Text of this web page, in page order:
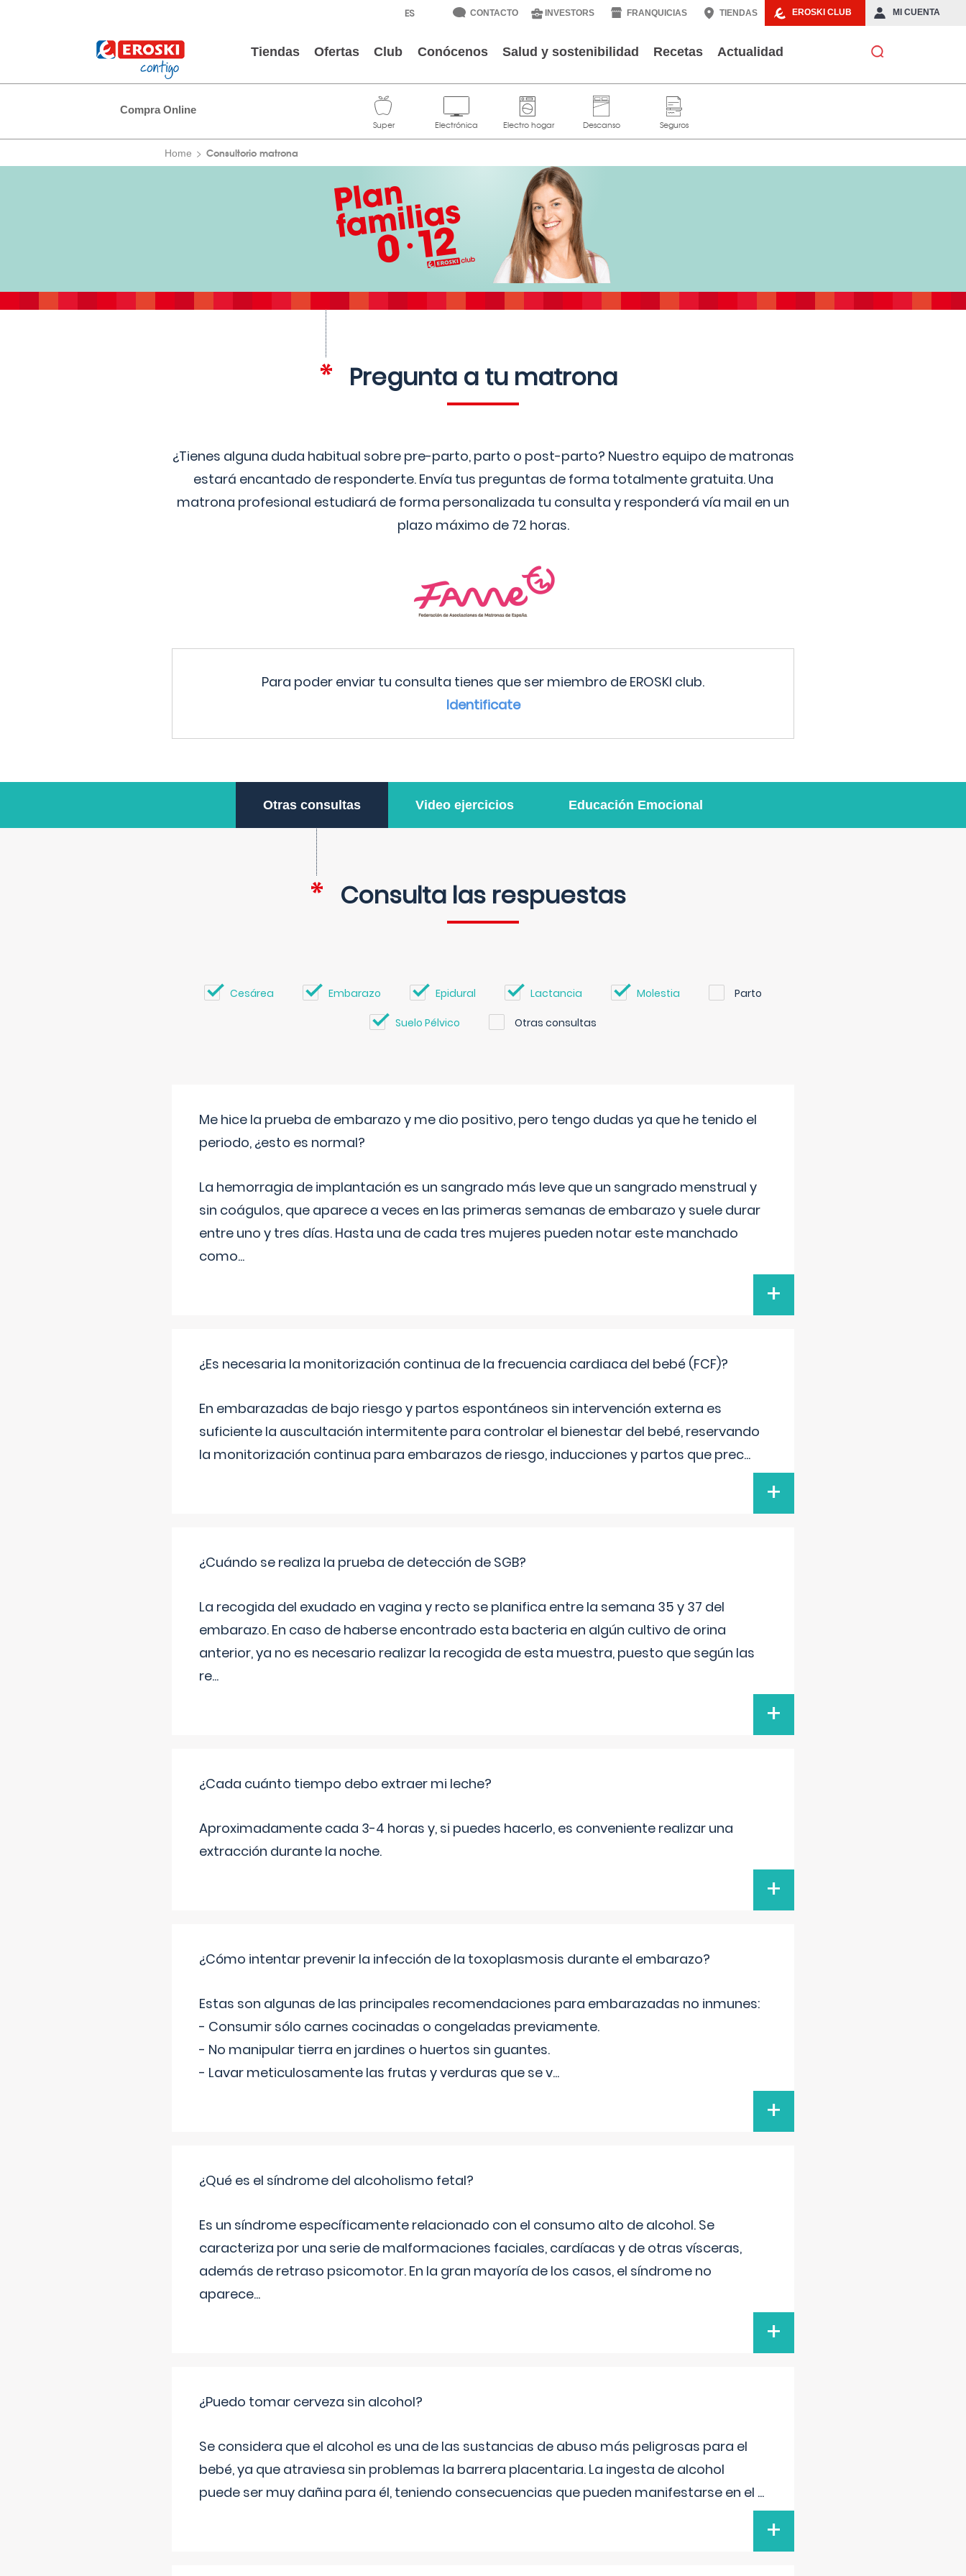
EROSKI CLUB MI CUENTA
CONTACTO INVESTORS FRANQUICIAS TIENDAS
Tiendas Ofertas Club Conócenos Salud y sostenibilidad Recetas Actualidad
Compra Online
Home Consultorio matrona
Pregunta a tu matrona
¿Tienes alguna duda habitual sobre pre-parto, parto o post-parto? Nuestro equipo de matronas
estará encantado de responderte. Envía tus preguntas de forma totalmente gratuita. Una
matrona profesional estudiará de forma personalizada tu consulta y responderá vía mail en un
plazo máximo de 72 horas.
Para poder enviar tu consulta tienes que ser miembro de EROSKI club.
Identificate
Otras consultas Video ejercicios Educación Emocional
Consulta las respuestas
Cesárea Embarazo Epidural Lactancia Molestia Parto
Suelo Pélvico Otras consultas
Me hice la prueba de embarazo y me dio positivo, pero tengo dudas ya que he tenido el
periodo, ¿esto es normal?
La hemorragia de implantación es un sangrado más leve que un sangrado menstrual y
sin coágulos, que aparece a veces en las primeras semanas de embarazo y suele durar
entre uno y tres días. Hasta una de cada tres mujeres pueden notar este manchado
como...
+
¿Es necesaria la monitorización continua de la frecuencia cardiaca del bebé (FCF)?
En embarazadas de bajo riesgo y partos espontáneos sin intervención externa es
suficiente la auscultación intermitente para controlar el bienestar del bebé, reservando
la monitorización continua para embarazos de riesgo, inducciones y partos que prec...
+
¿Cuándo se realiza la prueba de detección de SGB?
La recogida del exudado en vagina y recto se planifica entre la semana 35 y 37 del
embarazo. En caso de haberse encontrado esta bacteria en algún cultivo de orina
anterior, ya no es necesario realizar la recogida de esta muestra, puesto que según las
re...
+
¿Cada cuánto tiempo debo extraer mi leche?
Aproximadamente cada 3-4 horas y, si puedes hacerlo, es conveniente realizar una
extracción durante la noche.
+
¿Cómo intentar prevenir la infección de la toxoplasmosis durante el embarazo?
Estas son algunas de las principales recomendaciones para embarazadas no inmunes:
- Consumir sólo carnes cocinadas o congeladas previamente.
- No manipular tierra en jardines o huertos sin guantes.
- Lavar meticulosamente las frutas y verduras que se v...
+
¿Qué es el síndrome del alcoholismo fetal?
Es un síndrome específicamente relacionado con el consumo alto de alcohol. Se
caracteriza por una serie de malformaciones faciales, cardíacas y de otras vísceras,
además de retraso psicomotor. En la gran mayoría de los casos, el síndrome no
aparece...
+
¿Puedo tomar cerveza sin alcohol?
Se considera que el alcohol es una de las sustancias de abuso más peligrosas para el
bebé, ya que atraviesa sin problemas la barrera placentaria. La ingesta de alcohol
puede ser muy dañina para él, teniendo consecuencias que pueden manifestarse en el ...
+